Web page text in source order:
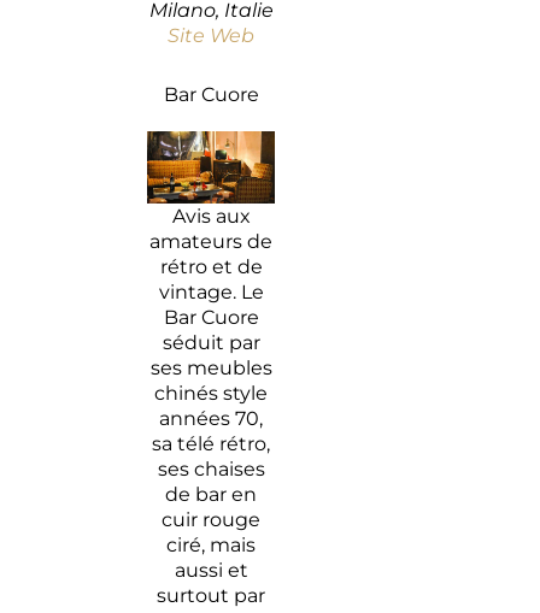
Milano, Italie
Site Web
Bar Cuore
Avis aux
amateurs de
rétro et de
vintage. Le
Bar Cuore
séduit par
ses meubles
chinés style
années 70,
sa télé rétro,
ses chaises
de bar en
cuir rouge
ciré, mais
aussi et
surtout par